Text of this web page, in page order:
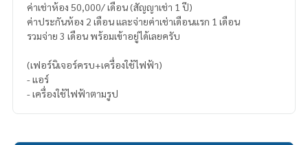
ค่าเช่าห้อง 50,000/ เดือน (สัญญาเช่า 1 ปี)
ค่าประกันห้อง 2 เดือน และจ่ายค่าเช่าเดือนแรก 1 เดือน
รวมจ่าย 3 เดือน พร้อมเข้าอยู่ได้เลยครับ
(เฟอร์นิเจอร์ครบ+เครื่องใช้ไฟฟ้า)
- แอร์
- เครื่องใช้ไฟฟ้าตามรูป